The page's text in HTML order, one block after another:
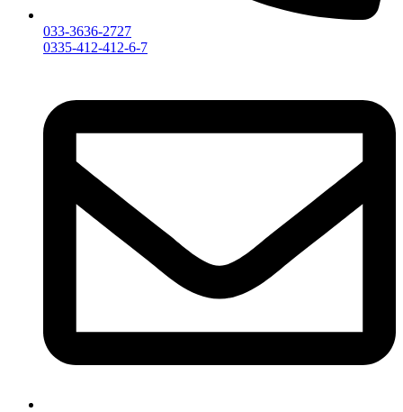
033-3636-2727
0335-412-412-6-7